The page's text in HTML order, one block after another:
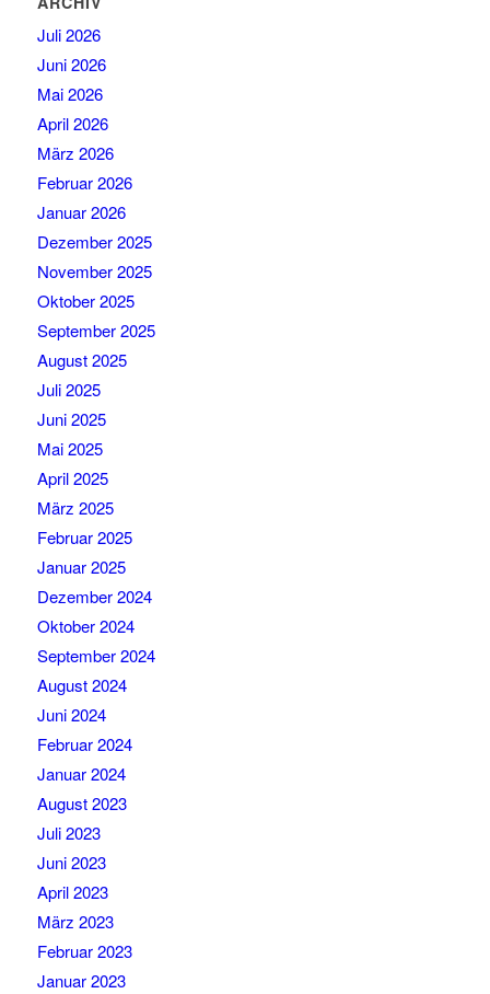
Juli 2026
Juni 2026
Mai 2026
April 2026
März 2026
Februar 2026
Januar 2026
Dezember 2025
November 2025
Oktober 2025
September 2025
August 2025
Juli 2025
Juni 2025
Mai 2025
April 2025
März 2025
Februar 2025
Januar 2025
Dezember 2024
Oktober 2024
September 2024
August 2024
Juni 2024
Februar 2024
Januar 2024
August 2023
Juli 2023
Juni 2023
April 2023
März 2023
Februar 2023
Januar 2023